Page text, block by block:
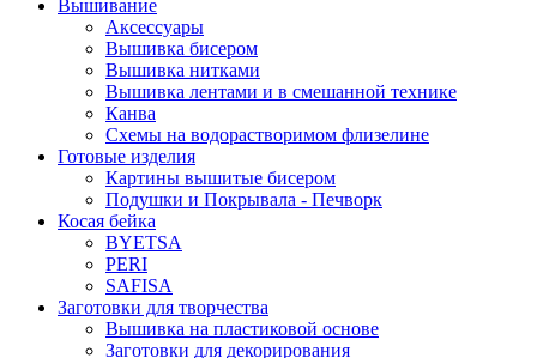
Вышивание
Аксессуары
Вышивка бисером
Вышивка нитками
Вышивка лентами и в смешанной технике
Канва
Схемы на водорастворимом флизелине
Готовые изделия
Картины вышитые бисером
Подушки и Покрывала - Печворк
Косая бейка
BYETSA
PERI
SAFISA
Заготовки для творчества
Вышивка на пластиковой основе
Заготовки для декорирования